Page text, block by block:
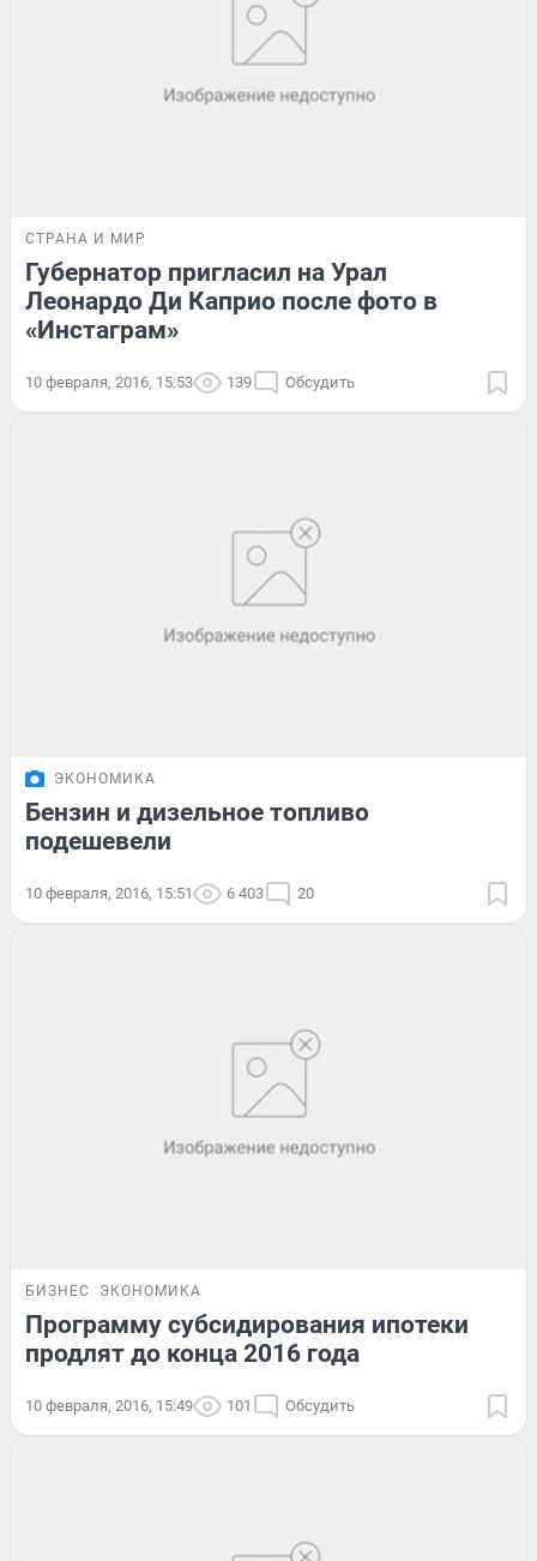
СТРАНА И МИР
Губернатор пригласил на Урал
Леонардо Ди Каприо после фото в
«Инстаграм»
10 февраля, 2016, 15:53 139 Обсудить
ЭКОНОМИКА
Бензин и дизельное топливо
подешевели
10 февраля, 2016, 15:51 6 403 20
БИЗНЕС ЭКОНОМИКА
Программу субсидирования ипотеки
продлят до конца 2016 года
10 февраля, 2016, 15:49 101 Обсудить